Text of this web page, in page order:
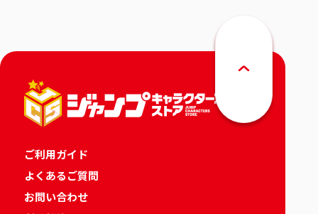
ご利用ガイド
よくあるご質問
お問い合わせ